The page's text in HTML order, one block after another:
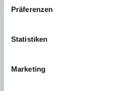
Präferenzen
Statistiken
Marketing
Immobilie anzeigen
Grundstück 1.006 m²